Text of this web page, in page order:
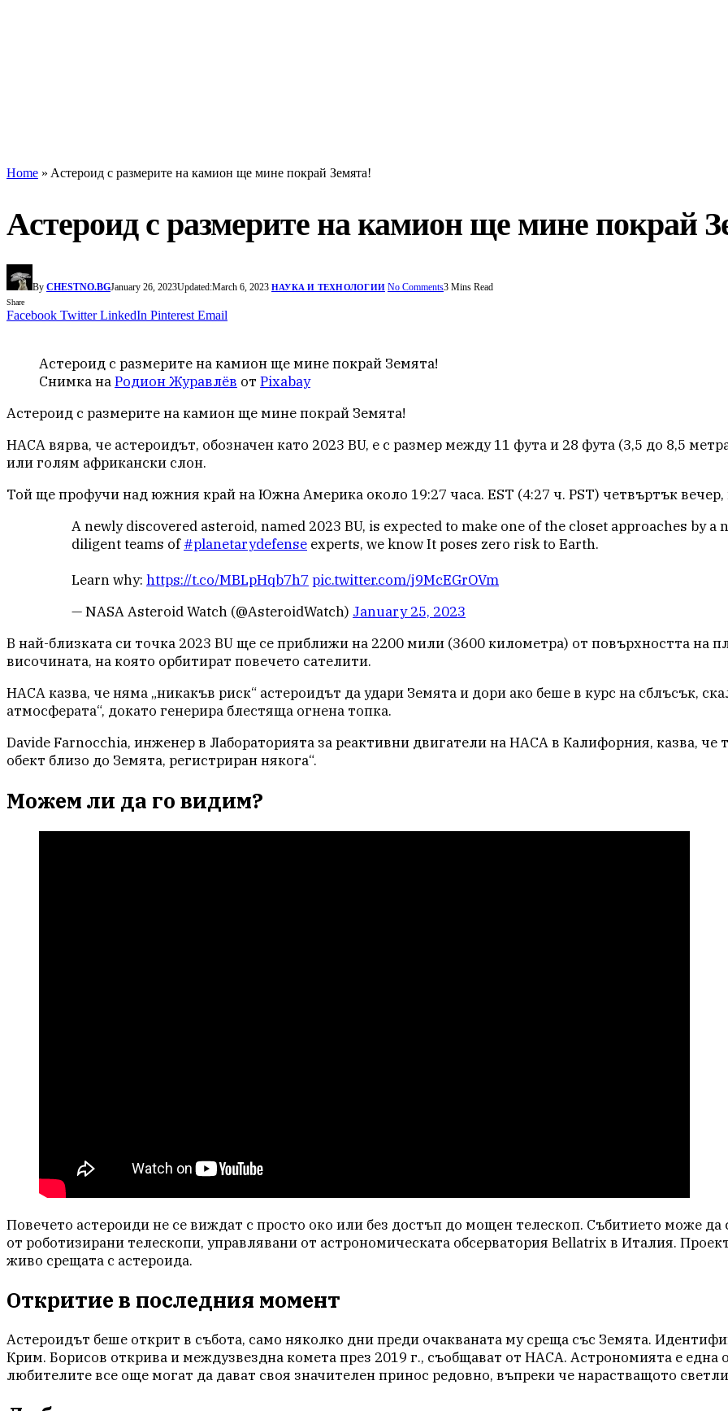
Home » Aстероид с размерите на камион ще мине покрай Земята!
Aстероид с размерите на камион ще мине покрай
By CHESTNO.BGJanuary 26, 2023Updated:March 6, 2023 НАУКА И ТЕХНОЛОГИИ No Comments3 Mins Read
Share
Facebook Twitter LinkedIn Pinterest Email
Aстероид с размерите на камион ще мине покрай Земята!
Снимка наРодион Журавлёв от Pixabay
Aстероид с размерите на камион ще мине покрай Земята!
НАСА вярва, че астероидът, обозначен като 2023 BU, е с размер между 11 фута и 28 фута (3,5 до 8,5
или голям африкански слон.
Той ще профучи над южния край на Южна Америка около 19:27 часа. EST (4:27 ч. PST) четвъртък
A newly discovered asteroid, named 2023 BU, is expected to make one of the closet approaches by
diligent teams of#planetarydefense experts, we know It poses zero risk to Earth.
Learn why: https://t.co/MBLpHqb7h7 pic.twitter.com/j9McEGrOVm
— NASA Asteroid Watch (@AsteroidWatch) January 25, 2023
В най-близката си точка 2023 BU ще се приближи на 2200 мили (3600 километра) от повърхността на
височината, на която орбитират повечето сателити.
НАСА казва, че няма „никакъв риск“ астероидът да удари Земята и дори ако беше в курс на сблъсък,
атмосферата“, докато генерира блестяща огнена топка.
Davide Farnocchia, инженер в Лабораторията за реактивни двигатели на НАСА в Калифорния, казва, че
обект близо до Земята, регистриран някога“.
Можем ли да го видим?
Повечето астероиди не се виждат с просто око или без достъп до мощен телескоп. Събитието може да
от роботизирани телескопи, управлявани от астрономическата обсерватория Bellatrix в Италия.
живо срещата с астероида.
Откритие в последния момент
Астероидът беше открит в събота, само няколко дни преди очакваната му среща със Земята.
Крим. Борисов открива и междузвездна комета през 2019 г., съобщават от НАСА. Астрономията е
любителите все още могат да дават своя значителен принос редовно, въпреки че нарастващото